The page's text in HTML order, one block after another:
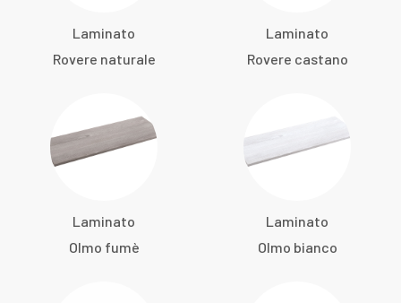
Laminato
Rovere naturale
Laminato
Rovere castano
Laminato
Olmo fumè
Laminato
Olmo bianco